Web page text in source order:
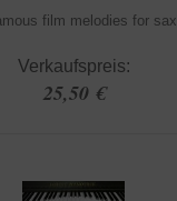
film melodies for sax
Verkaufspreis:
25,50 €